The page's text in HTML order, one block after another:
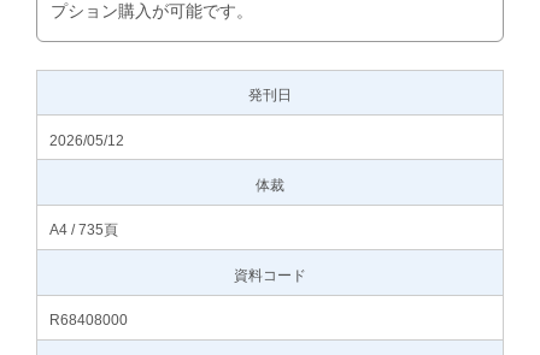
プション購入が可能です。
発刊日
2026/05/12
体裁
A4 / 735頁
資料コード
R68408000